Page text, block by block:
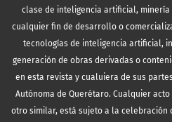
clase de inteligencia artificial, minería
cualquier fin de desarrollo o
tecnologías de inteligencia artificial,
generación de obras derivadas o
en esta revista y cualuiera de sus
Autónoma de Querétaro. Cualquier
otro similar, está sujeto a la celebración